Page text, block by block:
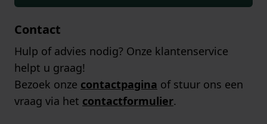
Contact
Hulp of advies nodig? Onze klantenservice
helpt u graag!
Bezoek onze contactpagina of stuur ons een
vraag via het contactformulier.